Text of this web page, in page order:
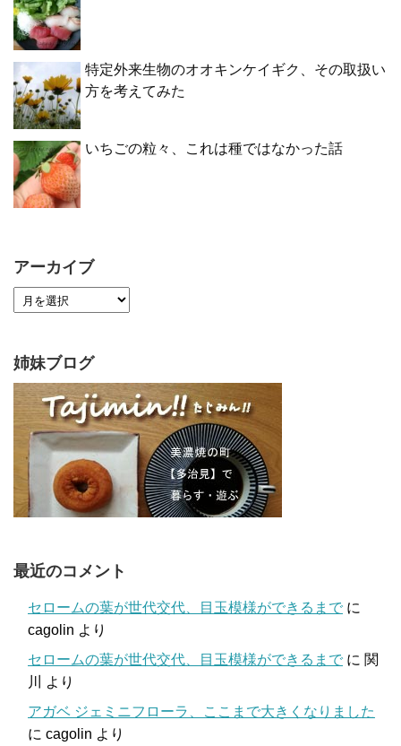
特定外来生物のオオキンケイギク、その取扱い
方を考えてみた
いちごの粒々、これは種ではなかった話
アーカイブ
姉妹ブログ
最近のコメント
セロームの葉が世代交代、目玉模様ができるまで に
cagolin より
セロームの葉が世代交代、目玉模様ができるまで に 関
川
より
アガベ ジェミニフローラ、ここまで大きくなりました
に cagolin より